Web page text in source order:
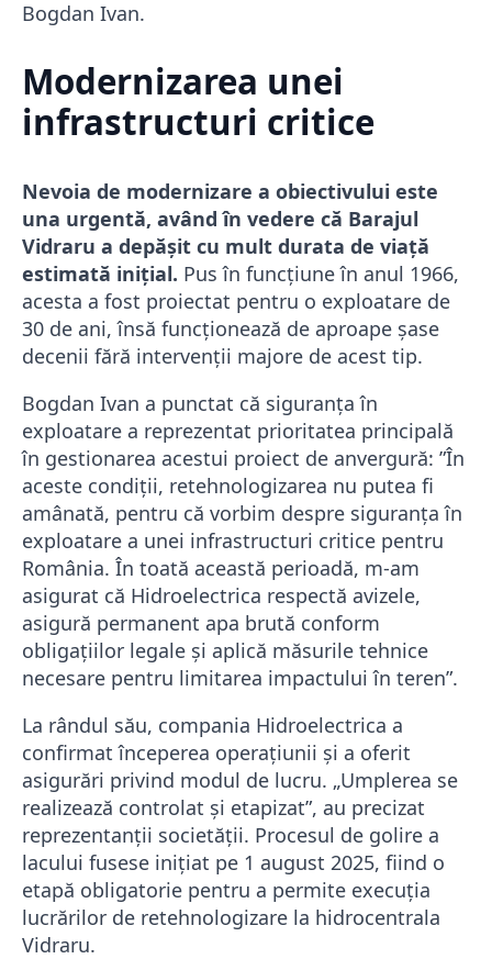
Bogdan Ivan.
Modernizarea unei
infrastructuri critice
Nevoia de modernizare a obiectivului este
una urgentă, având în vedere că Barajul
Vidraru a depășit cu mult durata de viață
estimată inițial. Pus în funcțiune în anul 1966,
acesta a fost proiectat pentru o exploatare de
30 de ani, însă funcționează de aproape șase
decenii fără intervenții majore de acest tip.
Bogdan Ivan a punctat că siguranța în
exploatare a reprezentat prioritatea principală
în gestionarea acestui proiect de anvergură: ”În
aceste condiţii, retehnologizarea nu putea fi
amânată, pentru că vorbim despre siguranţa în
exploatare a unei infrastructuri critice pentru
România. În toată această perioadă, m-am
asigurat că Hidroelectrica respectă avizele,
asigură permanent apa brută conform
obligaţiilor legale şi aplică măsurile tehnice
necesare pentru limitarea impactului în teren”.
La rândul său, compania Hidroelectrica a
confirmat începerea operațiunii și a oferit
asigurări privind modul de lucru. „Umplerea se
realizează controlat și etapizat”, au precizat
reprezentanții societății. Procesul de golire a
lacului fusese inițiat pe 1 august 2025, fiind o
etapă obligatorie pentru a permite execuția
lucrărilor de retehnologizare la hidrocentrala
Vidraru.